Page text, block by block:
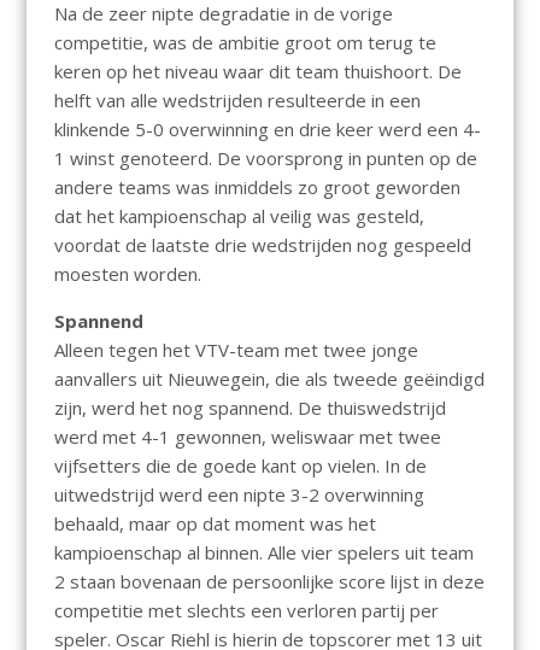
Na de zeer nipte degradatie in de vorige
competitie, was de ambitie groot om terug te
keren op het niveau waar dit team thuishoort. De
helft van alle wedstrijden resulteerde in een
klinkende 5-0 overwinning en drie keer werd een 4-
1 winst genoteerd. De voorsprong in punten op de
andere teams was inmiddels zo groot geworden
dat het kampioenschap al veilig was gesteld,
voordat de laatste drie wedstrijden nog gespeeld
moesten worden.
Spannend
Alleen tegen het VTV-team met twee jonge
aanvallers uit Nieuwegein, die als tweede geëindigd
zijn, werd het nog spannend. De thuiswedstrijd
werd met 4-1 gewonnen, weliswaar met twee
vijfsetters die de goede kant op vielen. In de
uitwedstrijd werd een nipte 3-2 overwinning
behaald, maar op dat moment was het
kampioenschap al binnen. Alle vier spelers uit team
2 staan bovenaan de persoonlijke score lijst in deze
competitie met slechts een verloren partij per
speler. Oscar Riehl is hierin de topscorer met 13 uit